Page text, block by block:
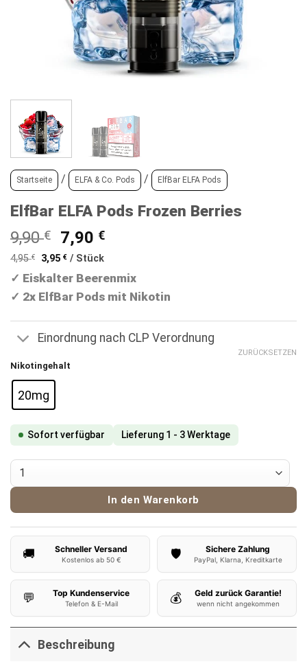
Startseite / ELFA & Co. Pods / ElfBar ELFA Pods
ElfBar ELFA Pods Frozen Berries
9,90€
Ursprünglicher
Preis
war:
9,90 €
7,90 €Aktueller
ist:
7,90 €.
4,95€ 3,95€ / Stück
✓ Eiskalter Beerenmix
✓ 2x ElfBar Pods mit Nikotin
Einordnung nach CLP Verordnung
Nikotingehalt
20mg
ZURÜCKSETZEN
Sofort verfügbar Lieferung 1 - 3 Werktage
ElfBar ELFA Pods Frozen Berries Menge
In den Warenkorb
🚚 Schneller Versand
Kostenlos ab 50 € 🛡️ Sichere Zahlung
PayPal, Klarna, Kreditkarte
💬 Top Kundenservice
Telefon & E-Mail 💰 Geld zurück Garantie!
wenn nicht angekommen
Beschreibung